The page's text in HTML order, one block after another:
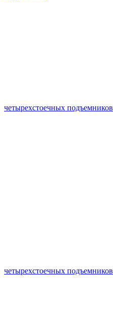
четырехстоечных подъемников
четырехстоечных подъемников